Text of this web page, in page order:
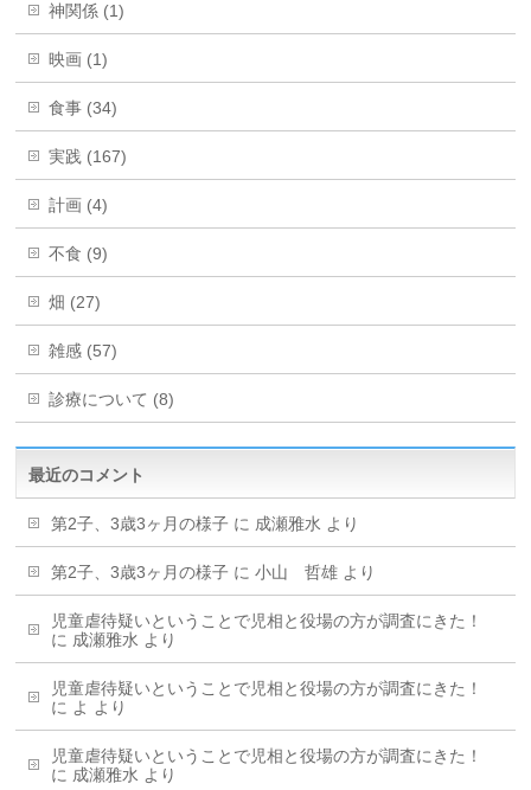
神関係 (1)
映画 (1)
食事 (34)
実践 (167)
計画 (4)
不食 (9)
畑 (27)
雑感 (57)
診療について (8)
最近のコメント
第2子、3歳3ヶ月の様子 に 成瀬雅水 より
第2子、3歳3ヶ月の様子 に小山 哲雄 より
児童虐待疑いということで児相と役場の方が調査にきた！
に 成瀬雅水 より
児童虐待疑いということで児相と役場の方が調査にきた！
に よ より
児童虐待疑いということで児相と役場の方が調査にきた！
に 成瀬雅水 より